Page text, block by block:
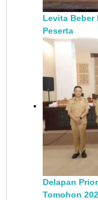
Levita Beber
Peserta
Delapan
Tomohon